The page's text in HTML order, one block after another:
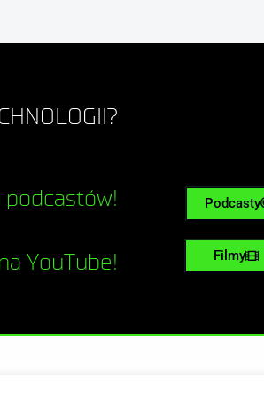
podcastów!
YouTube!
Podcasty
Filmy